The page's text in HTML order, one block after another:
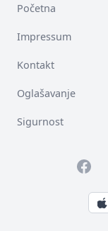
Početna
Impressum
Kontakt
Oglašavanje
Sigurnost